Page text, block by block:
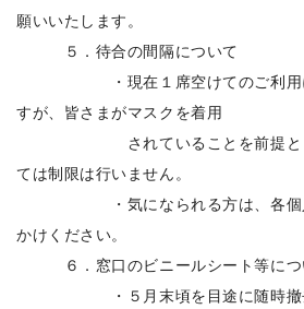
願いいたします。
５．待合の間隔について
・現在１席空けてのご利用に
すが、皆さまがマスクを着用
されていることを前提としま
ては制限は行いません。
・気になられる方は、各個人
かけください。
６．窓口のビニールシート等につ
・５月末頃を目途に随時撤去